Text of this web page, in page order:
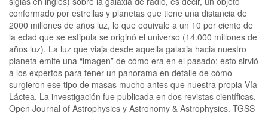
conformado por estrellas y planetas que tiene una distancia de
2000 millones de años luz, lo que equivale a un 10 por ciento de
la edad que se estipula se originó el universo (14.000 millones de
años luz). La luz que viaja desde aquella galaxia hacia nuestro
planeta emite una “imagen” de cómo era en el pasado; esto sirvió
a los expertos para tener un panorama en detalle de cómo
surgieron ese tipo de masas mucho antes que nuestra propia Vía
Láctea. La investigación fue publicada en dos revistas científicas,
Open Journal of Astrophysics y Astronomy & Astrophysics. TGSS